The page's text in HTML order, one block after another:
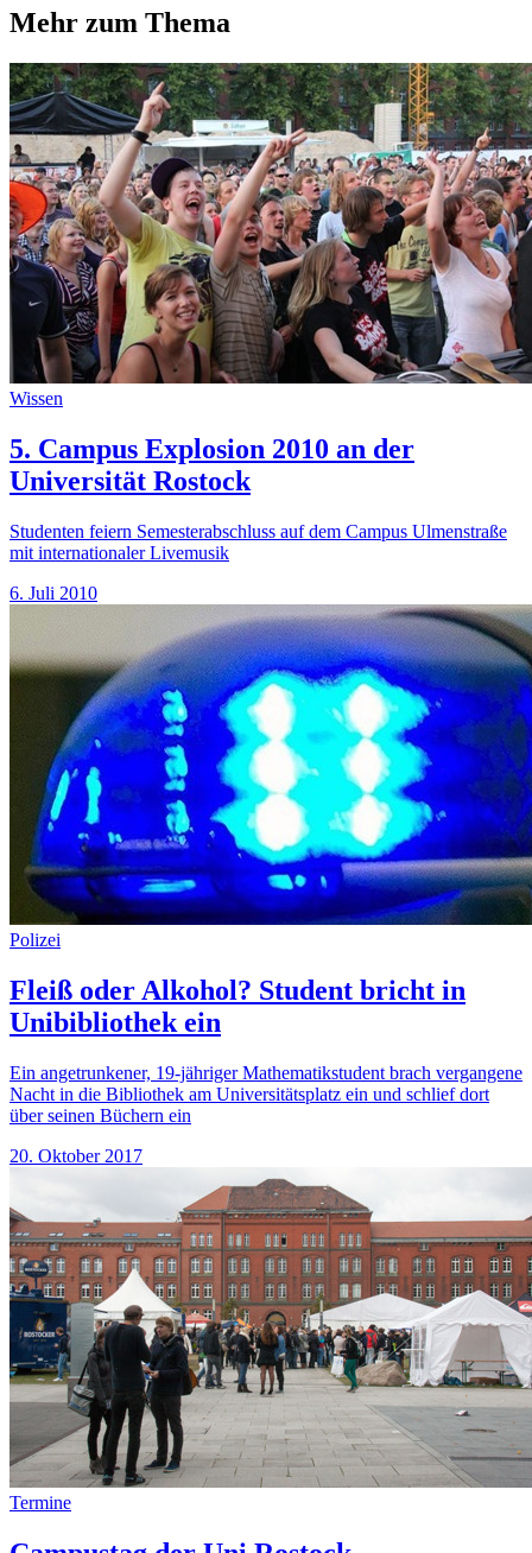
Mehr zum Thema
Wissen
5. Campus Explosion 2010 an der
Universität Rostock
Studenten feiern Semesterabschluss auf dem Campus Ulmenstraße
mit internationaler Livemusik
6. Juli 2010
Polizei
Fleiß oder Alkohol? Student bricht in
Unibibliothek ein
Ein angetrunkener, 19-jähriger Mathematikstudent brach vergangene
Nacht in die Bibliothek am Universitätsplatz ein und schlief dort
über seinen Büchern ein
20. Oktober 2017
Termine